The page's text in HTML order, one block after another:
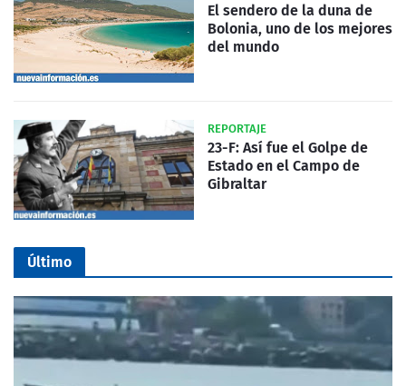
El sendero de la duna de
Bolonia, uno de los mejores
del mundo
REPORTAJE
23-F: Así fue el Golpe de
Estado en el Campo de
Gibraltar
Último